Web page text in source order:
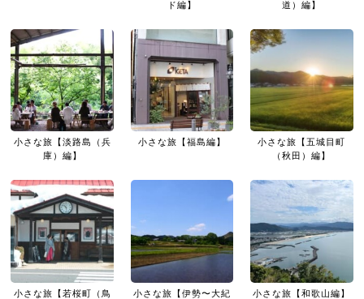
ド編】
道）編】
小さな旅【淡路島（兵
庫）編】
小さな旅【福島編】
小さな旅【五城目町
（秋田）編】
小さな旅【若桜町（鳥
小さな旅【伊勢〜大紀
小さな旅【和歌山編】